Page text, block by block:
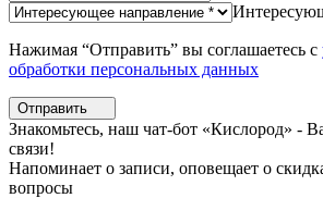
Нажимая “Отправить” вы соглашаетесь с
обработки персональных данных
Отправить
Знакомьтесь, наш чат-бот «Кислород» -
связи!
Напоминает о записи, оповещает о
вопросы